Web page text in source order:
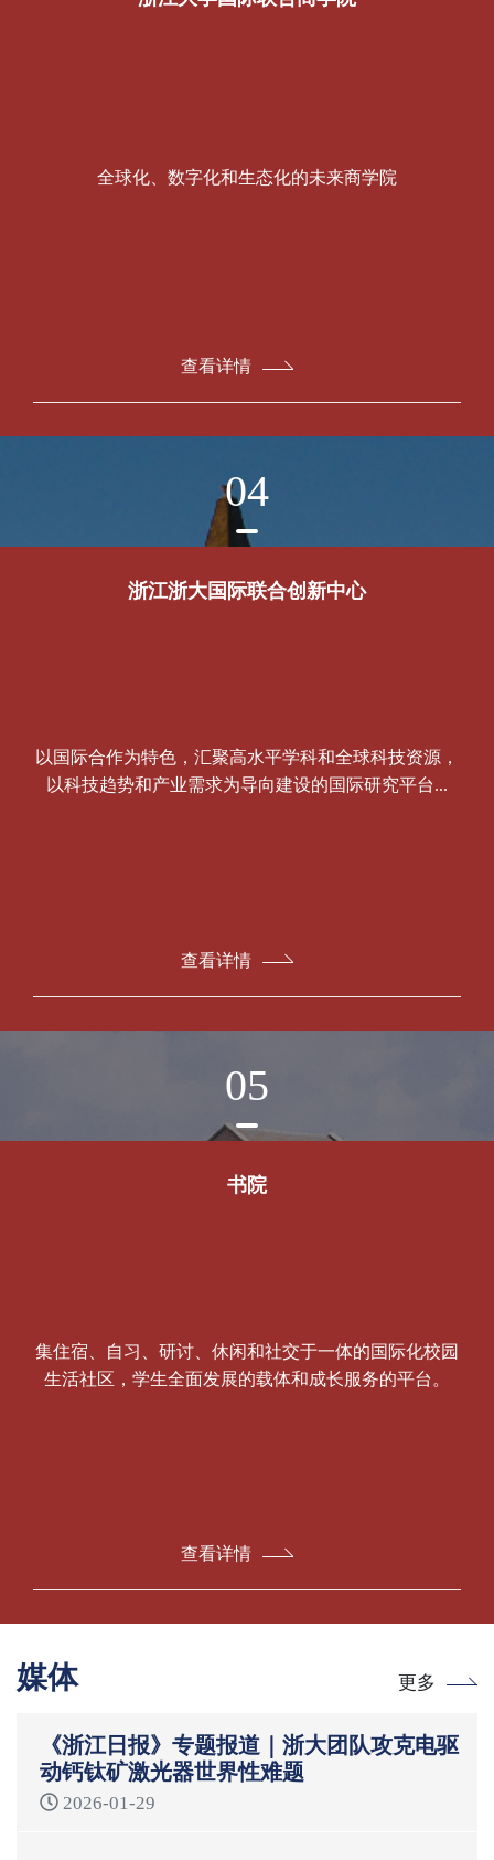
全球化、数字化和生态化的未来商学院
查看详情
04
浙江浙大国际联合创新中心
以国际合作为特色，汇聚高水平学科和全球科技资源，
以科技趋势和产业需求为导向建设的国际研究平台...
查看详情
05
书院
集住宿、自习、研讨、休闲和社交于一体的国际化校园
生活社区，学生全面发展的载体和成长服务的平台。
查看详情
媒体 更多
《浙江日报》专题报道｜浙大团队攻克电驱
动钙钛矿激光器世界性难题
2026-01-29